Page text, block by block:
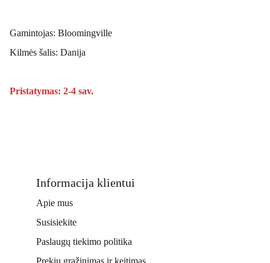
Gamintojas: Bloomingville
Kilmės šalis: Danija
Pristatymas: 2-4 sav.
Apie mus
Prekių grąžinimas ir keitimas
Paslaugų tiekimo politika
Informacija klientui
Susisiekite